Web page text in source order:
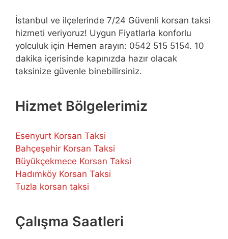
İstanbul ve ilçelerinde 7/24 Güvenli korsan taksi
hizmeti veriyoruz! Uygun Fiyatlarla konforlu
yolculuk için Hemen arayın: 0542 515 5154. 10
dakika içerisinde kapınızda hazır olacak
taksinize güvenle binebilirsiniz.
Hizmet Bölgelerimiz
Esenyurt Korsan Taksi
Bahçeşehir Korsan Taksi
Büyükçekmece Korsan Taksi
Hadımköy Korsan Taksi
Tuzla korsan taksi
Çalışma Saatleri